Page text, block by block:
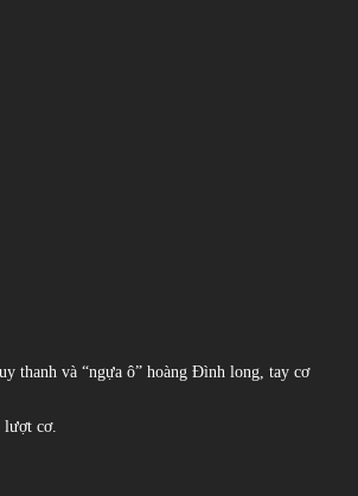
thanh và “ngựa ô” hoàng Đình long, tay cơ
cơ.